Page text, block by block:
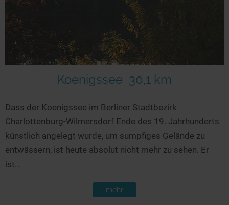
Koenigssee 30,1 km
Dass der Koenigssee im Berliner Stadtbezirk
Charlottenburg-Wilmersdorf Ende des 19. Jahrhunderts
künstlich angelegt wurde, um sumpfiges Gelände zu
entwässern, ist heute absolut nicht mehr zu sehen. Er
ist...
mehr